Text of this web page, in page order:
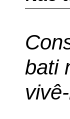
bati